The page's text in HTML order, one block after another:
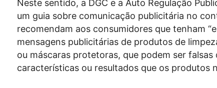
Neste sentido, a DGC e a Auto Regulação
um guia sobre comunicação publicitária no
recomendam aos consumidores que tenham
mensagens publicitárias de produtos de
ou máscaras protetoras, que podem ser falsas
características ou resultados que os produtos